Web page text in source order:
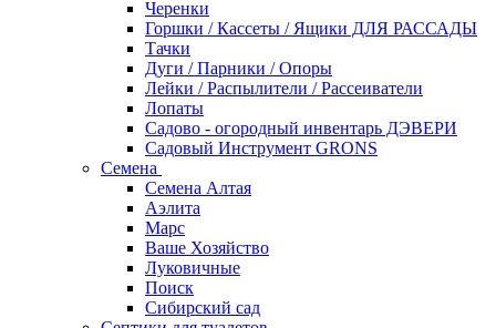
Черенки
Горшки / Кассеты / Ящики ДЛЯ РАССАДЫ
Тачки
Дуги / Парники / Опоры
Лейки / Распылители / Рассеиватели
Лопаты
Садово - огородный инвентарь ДЭВЕРИ
Садовый Инструмент GRONS
Семена
Семена Алтая
Аэлита
Марс
Ваше Хозяйство
Луковичные
Поиск
Сибирский сад